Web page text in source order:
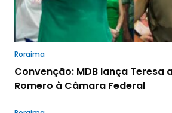
Roraima
Convenção: MDB lança Teresa
Romero à Câmara Federal